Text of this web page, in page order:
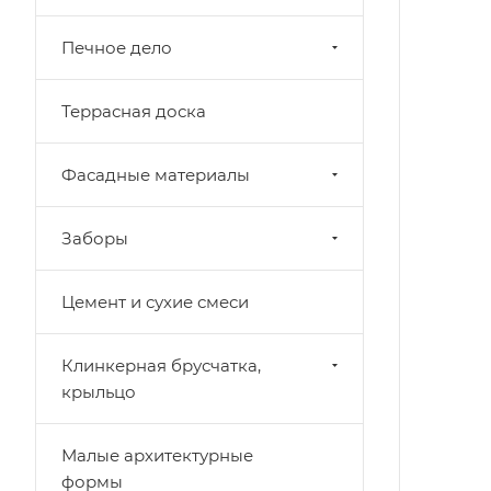
Печное дело
Террасная доска
Фасадные материалы
Заборы
Цемент и сухие смеси
Клинкерная брусчатка,
крыльцо
Малые архитектурные
формы